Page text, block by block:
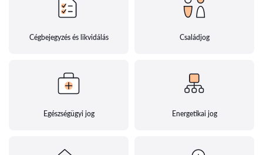
Cégbejegyzés és likvidálás Családjog
Egészségügyi jog Energetikai jog